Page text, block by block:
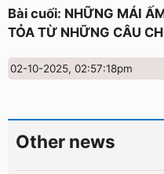
Bài cuối: NHỮNG MÁI
TỎA TỪ NHỮNG CÂU
02-10-2025, 02:57:18pm
Other news